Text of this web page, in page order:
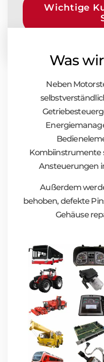
Wichtige
Was
Neben
Kombiinstrumente
Ansteuerungen
Außerdem
behoben, defekte
Gehäuse